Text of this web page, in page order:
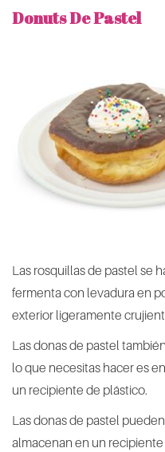
Donuts De Pastel
Las rosquillas de pastel se
fermenta con levadura en
exterior ligeramente
Las donas de pastel
lo que necesitas hacer es
un recipiente de plástico.
Las donas de pastel
almacenan en un